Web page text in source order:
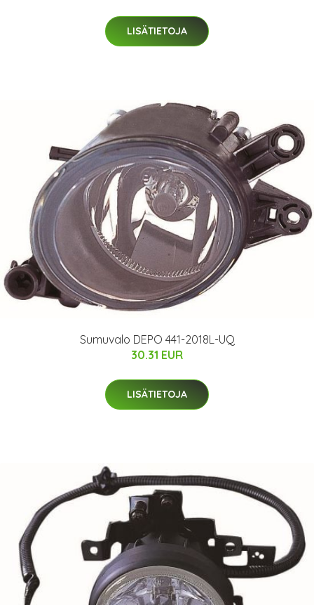
LISÄTIETOJA
Sumuvalo DEPO 441-2018L-UQ
30.31 EUR
LISÄTIETOJA